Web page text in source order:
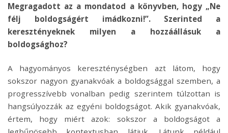
Megragadott az a mondatod a könyvben, hogy „Ne
félj boldogságért imádkozni!”. Szerinted a
keresztényeknek milyen a hozzáállásuk a
boldogsághoz?
A hagyományos kereszténységben azt látom, hogy
sokszor nagyon gyanakvóak a boldogsággal szemben, a
progresszívebb vonalban pedig szerintem túlzottan is
hangsúlyozzák az egyéni boldogságot. Akik gyanakvóak,
értem, hogy miért azok: sokszor a boldogságot a